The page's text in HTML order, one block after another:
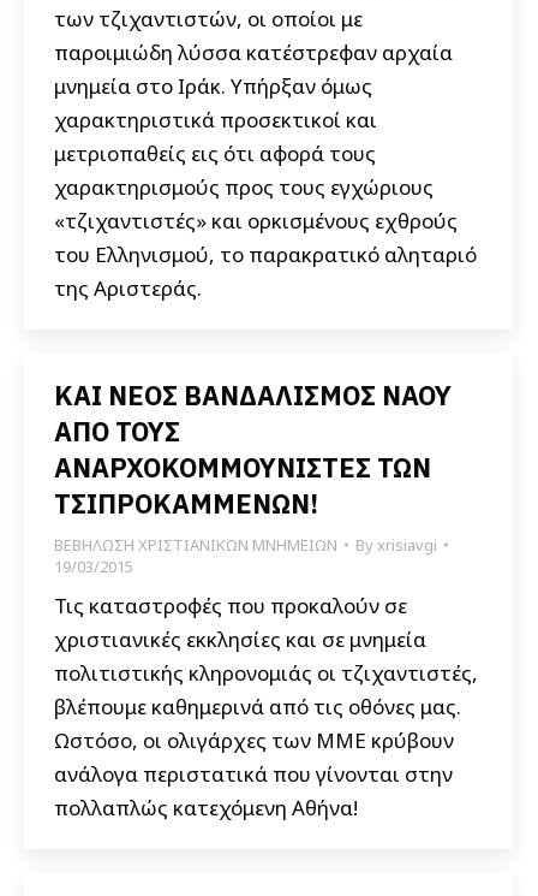
των τζιχαντιστών, οι οποίοι με
παροιμιώδη λύσσα κατέστρεφαν αρχαία
μνημεία στο Ιράκ. Υπήρξαν όμως
χαρακτηριστικά προσεκτικοί και
μετριοπαθείς εις ότι αφορά τους
χαρακτηρισμούς προς τους εγχώριους
«τζιχαντιστές» και ορκισμένους εχθρούς
του Ελληνισμού, το παρακρατικό αληταριό
της Αριστεράς.
ΚΑΙ ΝΕΟΣ ΒΑΝΔΑΛΙΣΜΟΣ ΝΑΟΥ
ΑΠΟ ΤΟΥΣ
ΑΝΑΡΧΟΚΟΜΜΟΥΝΙΣΤΕΣ ΤΩΝ
ΤΣΙΠΡΟΚΑΜΜΕΝΩΝ!
ΒΕΒΗΛΩΣΗ ΧΡΙΣΤΙΑΝΙΚΩΝ ΜΝΗΜΕΙΩΝ Byxrisiavgi
19/03/2015
Τις καταστροφές που προκαλούν σε
χριστιανικές εκκλησίες και σε μνημεία
πολιτιστικής κληρονομιάς οι τζιχαντιστές,
βλέπουμε καθημερινά από τις οθόνες μας.
Ωστόσο, οι ολιγάρχες των ΜΜΕ κρύβουν
ανάλογα περιστατικά που γίνονται στην
πολλαπλώς κατεχόμενη Αθήνα!